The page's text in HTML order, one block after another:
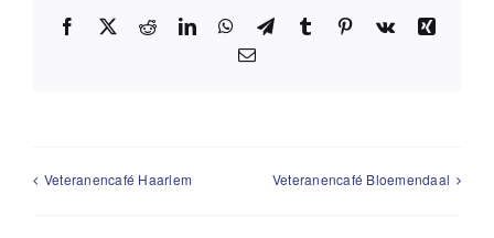
Facebook
X RedditLinkedInWhatsApp
TelegramTumblr Pinterest
Vk
Xing
E-
Veteranencafé Haarlem Veteranencafé Bloemendaal